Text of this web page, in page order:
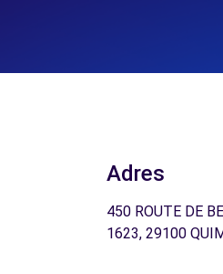
Adres
450 ROUTE DE
1623, 29100